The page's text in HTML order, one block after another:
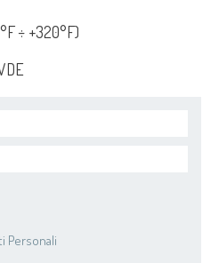
÷ +320°F)
Personali